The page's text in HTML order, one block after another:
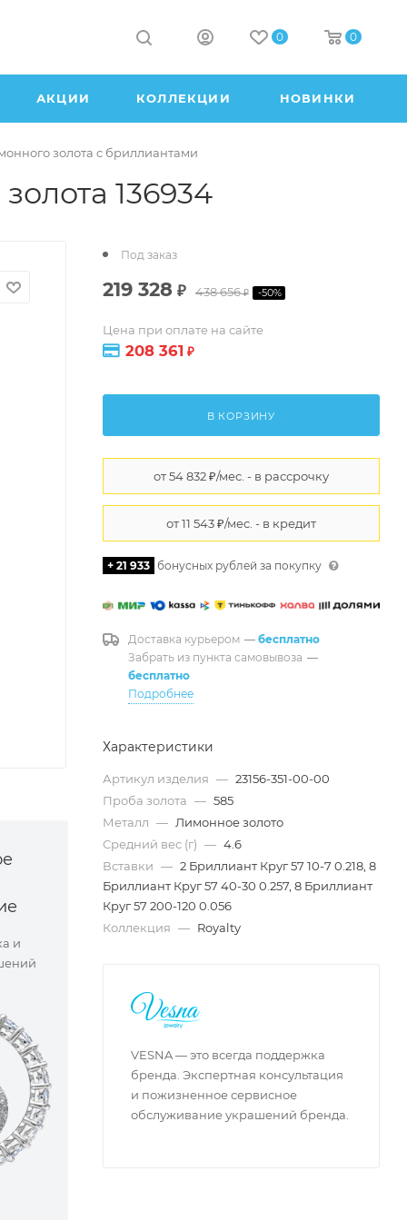
0 0
АКЦИИ КОЛЛЕКЦИИ НОВИНКИ
золота с бриллиантами
136934
и
Под заказ
219 328 ₽ 438 656₽ -50%
Цена при оплате на сайте
208 361 ₽
В КОРЗИНУ
+ 21 933 бонусных рублей за покупку
Доставка курьером — бесплатно
Забрать из пункта самовывоза —
бесплатно
Подробнее
Характеристики
Артикул изделия — 23156-351-00-00
Проба золота — 585
Металл — Лимонное золото
Средний вес (г) — 4.6
Вставки — 2 Бриллиант Круг 57 10-7 0.218, 8
Бриллиант Круг 57 40-30 0.257, 8 Бриллиант
Круг 57 200-120 0.056
Коллекция — Royalty
VESNA — это всегда поддержка
бренда. Экспертная консультация
и пожизненное сервисное
обслуживание украшений бренда.